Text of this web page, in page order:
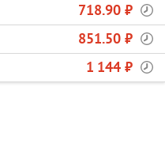
718.90 ₽
851.50 ₽
1 144 ₽